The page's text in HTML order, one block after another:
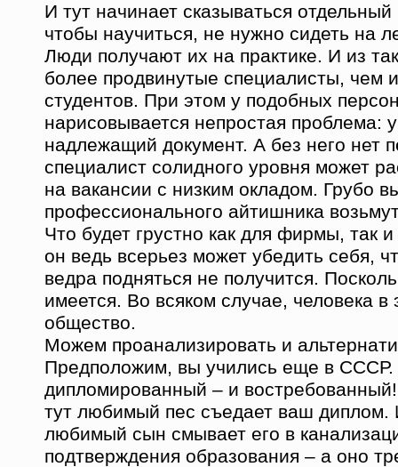
И тут начинает сказываться
чтобы научиться, не нужно сидеть на
Люди получают их на практике. И из
более продвинутые специалисты, чем
студентов. При этом у подобных
нарисовывается непростая проблема:
надлежащий документ. А без него нет
специалист солидного уровня может
на вакансии с низким окладом. Грубо
профессионального айтишника
Что будет грустно как для фирмы, так
он ведь всерьез может убедить себя,
ведра подняться не получится.
имеется. Во всяком случае, человека в
общество.
Можем проанализировать и
Предположим, вы учились еще в
дипломированный – и
тут любимый пес съедает ваш диплом.
любимый сын смывает его в
подтверждения образования – а оно